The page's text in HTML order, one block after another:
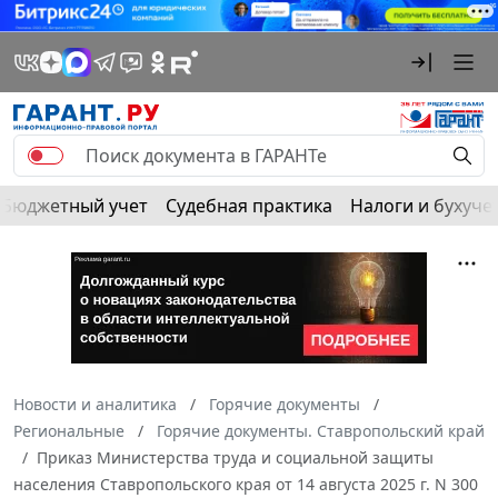
Бюджетный учет Судебная практика Налоги и
Новости и аналитика
Горячие документы
Региональные
Горячие документы. Ставропольский край
Приказ Министерства труда и социальной защиты
населения Ставропольского края от 14 августа 2025 г. N 300